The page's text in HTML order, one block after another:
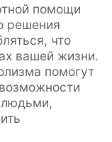
помощи
решения
что
вашей жизни.
помогут
людьми,